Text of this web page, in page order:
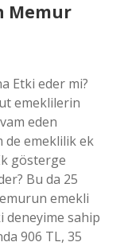
Memur
Etki eder mi?
emeklilerin
eden
de emeklilik ek
gösterge
Bu da 25
emekli
deneyime sahip
906 TL, 35